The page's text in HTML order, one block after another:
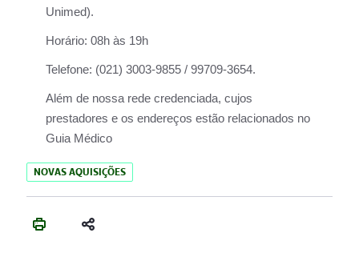
Unimed).
Horário: 08h às 19h
Telefone: (021) 3003-9855 / 99709-3654.
Além de nossa rede credenciada, cujos
prestadores e os endereços estão relacionados no
Guia Médico
NOVAS AQUISIÇÕES